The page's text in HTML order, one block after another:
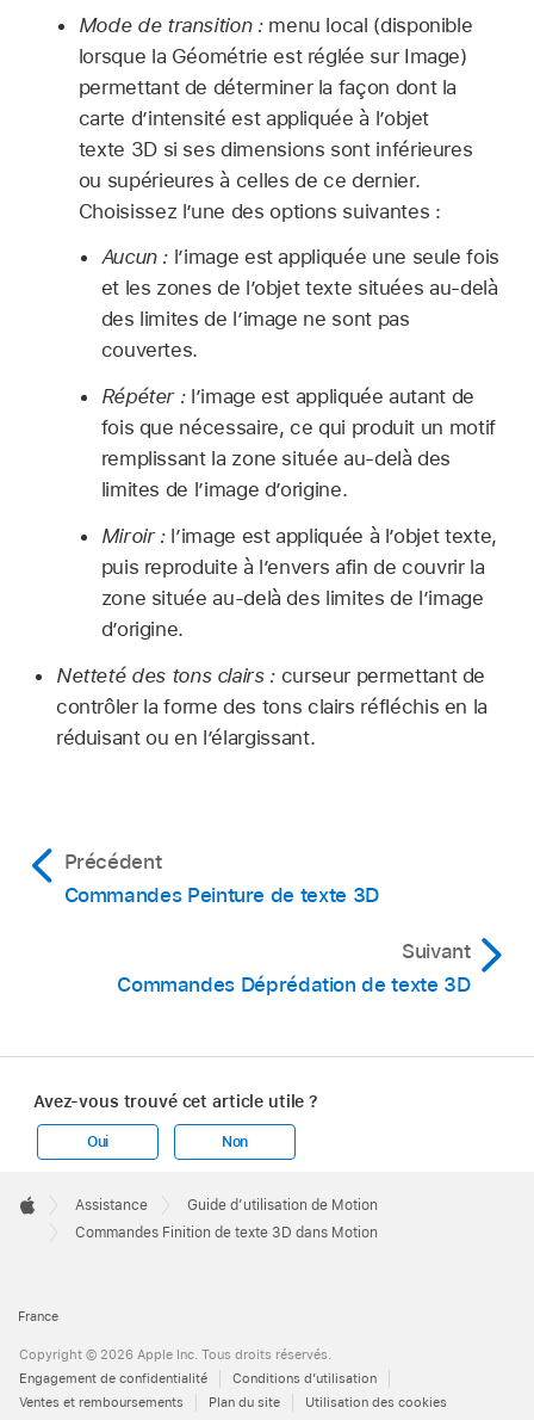
Mode de transition :menu local (disponible
lorsque la Géométrie est réglée sur Image)
permettant de déterminer la façon dont la
carte d’intensité est appliquée à l’objet
texte 3D si ses dimensions sont inférieures
ou supérieures à celles de ce dernier.
Choisissez l’une des options suivantes :
Aucun : l’image est appliquée une seule fois
et les zones de l’objet texte situées au-delà
des limites de l’image ne sont pas
couvertes.
Répéter :l’image est appliquée autant de
fois que nécessaire, ce qui produit un motif
remplissant la zone située au-delà des
limites de l’image d’origine.
Miroir :l’image est appliquée à l’objet texte,
puis reproduite à l’envers afin de couvrir la
zone située au-delà des limites de l’image
d’origine.
Netteté des tons clairs :curseur permettant de
contrôler la forme des tons clairs réfléchis en la
réduisant ou en l’élargissant.
Précédent
Commandes Peinture de texte 3D
Suivant
Commandes Déprédation de texte 3D
Avez-vous trouvé cet article utile ?
Oui Non
Footer

Apple
Assistance
Guide d’utilisation de Motion
Commandes Finition de texte 3D dans Motion
France
Copyright © 2026 Apple Inc. Tous droits réservés.
Engagement de confidentialité
Conditions d’utilisation
Ventes et remboursements
Plan du site Utilisation des cookies